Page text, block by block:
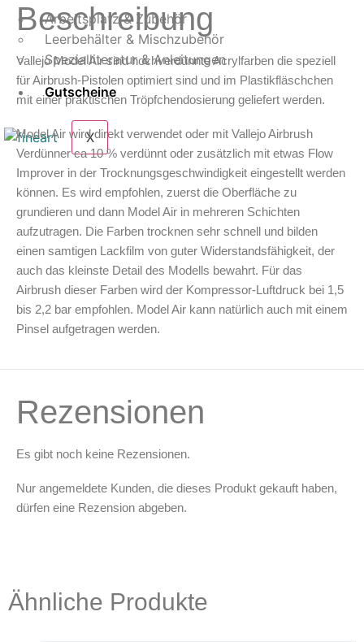
Arbeitsplatz & Zubehör
Leerbehälter & Mischzubehör
Spezialliteratur & Anleitungen
Gutscheine
X
Beschreibung
Vallejo Model Air sind hochverdünnte Acrylfarben die speziell
für Airbrush-Pistolen optimiert sind und im Plastikfläschchen
mit einer praktischen Tröpfchendosierung geliefert werden.
Model Air wird direkt verwendet oder mit Vallejo Airbrush
Verdünner ca 10 % verdünnt oder zusätzlich mit etwas Flow
Improver in der Trocknungsgeschwindigkeit eingestellt werden
können. Es wird empfohlen, zuerst die Oberfläche zu
grundieren und dann Model Air in mehreren Schichten
aufzutragen. Die Farben trocknen sehr schnell und bilden
einen samtigen Lackfilm von guter Widerstandsfähigkeit, der
auch das kleinste Detail des Modells bewahrt. Für das
Airbrush dieser Farben wird der Kompressor-Luftdruck bei 1,5
bis 2,2 bar empfohlen. Model Air kann natürlich auch mit einem
Pinsel aufgetragen werden.
Rezensionen
Es gibt noch keine Rezensionen.
Nur angemeldete Kunden, die dieses Produkt gekauft haben,
dürfen eine Rezension abgeben.
Ähnliche Produkte